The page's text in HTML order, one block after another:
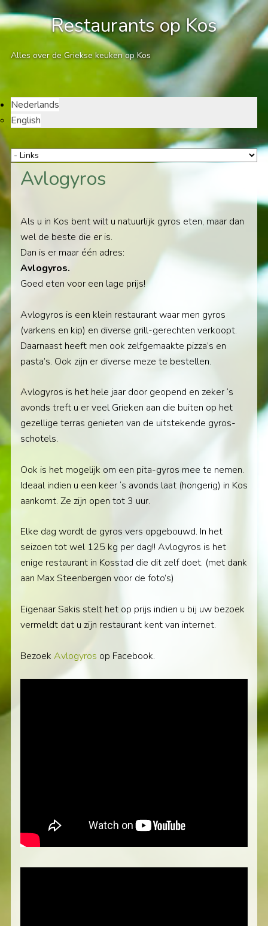
Restaurants op Kos
Alles over de Griekse keuken op Kos
Nederlands
English
Avlogyros
Als u in Kos bent wilt u natuurlijk gyros eten, maar dan
wel de beste die er is.
Dan is er maar één adres:
Avlogyros.
Goed eten voor een lage prijs!
Avlogyros is een klein restaurant waar men gyros
(varkens en kip) en diverse grill-gerechten verkoopt.
Daarnaast heeft men ook zelfgemaakte pizza’s en
pasta’s. Ook zijn er diverse meze te bestellen.
Avlogyros is het hele jaar door geopend en zeker ‘s
avonds treft u er veel Grieken aan die buiten op het
gezellige terras genieten van de uitstekende gyros-
schotels.
Ook is het mogelijk om een pita-gyros mee te nemen.
Ideaal indien u een keer ‘s avonds laat (hongerig) in Kos
aankomt. Ze zijn open tot 3 uur.
Elke dag wordt de gyros vers opgebouwd. In het
seizoen tot wel 125 kg per dag!! Avlogyros is het
enige restaurant in Kosstad die dit zelf doet. (met dank
aan Max Steenbergen voor de foto’s)
Eigenaar Sakis stelt het op prijs indien u bij uw bezoek
vermeldt dat u zijn restaurant kent van internet.
Bezoek Avlogyros op Facebook.